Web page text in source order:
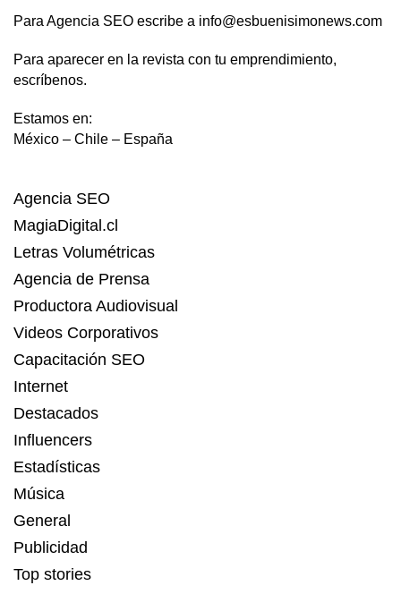
Para Agencia SEO escribe a info@esbuenisimonews.com
Para aparecer en la revista con tu emprendimiento,
escríbenos.
Estamos en:
México – Chile – España
Agencia SEO
MagiaDigital.cl
Letras Volumétricas
Agencia de Prensa
Productora Audiovisual
Videos Corporativos
Capacitación SEO
Internet
Destacados
Influencers
Estadísticas
Música
General
Publicidad
Top stories